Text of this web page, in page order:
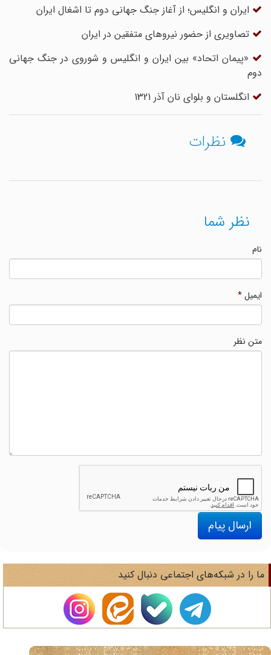
ایران و انگلیس؛ از آغاز جنگ جهانی دوم تا اشغال ایران
تصاویری از حضور نیروهای متفقین در ایران
«پیمان اتحاد» بین ایران و انگلیس و شوروی در جنگ جهانی
دوم
انگلستان و بلوای نان آذر 1321
نظرات
نظر شما
ایمیل*
متن نظر
ارسال پیام
را در شبکه‌های اجتماعی دنبال کنید